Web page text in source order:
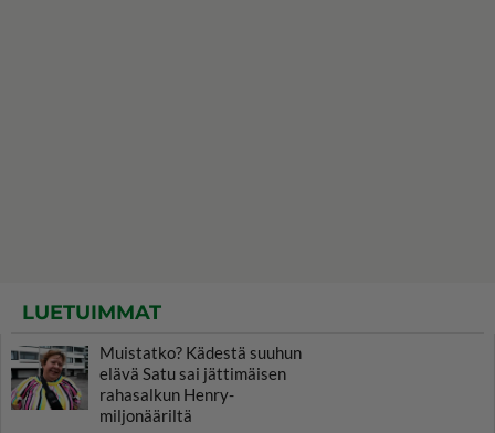
LUETUIMMAT
Muistatko? Kädestä suuhun
elävä Satu sai jättimäisen
rahasalkun Henry-
miljonääriltä